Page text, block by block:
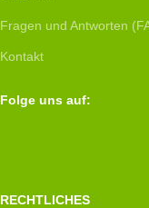
Fragen und Antworten
Kontakt
Folge uns auf:
RECHTLICHES